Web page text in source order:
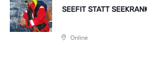
SEEFIT STATT
Online